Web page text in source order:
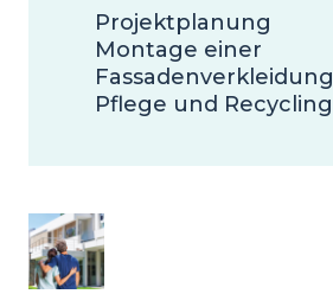
Projektplanung
Montage einer
Fassadenverkleidung
Pflege und Recycling
Image